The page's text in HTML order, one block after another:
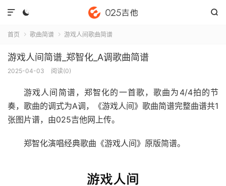
 

首页  歌曲简谱  游戏人间歌曲简谱
游戏人间简谱_郑智化_A调歌曲简谱
2025-04-03 阅读(0)
游戏人间简谱，郑智化的一首歌，歌曲为4/4拍的节
奏，歌曲的调式为A调，《游戏人间》歌曲简谱完整曲谱共1
张图片谱，由025吉他网上传。
郑智化演唱经典歌曲《游戏人间》原版简谱。